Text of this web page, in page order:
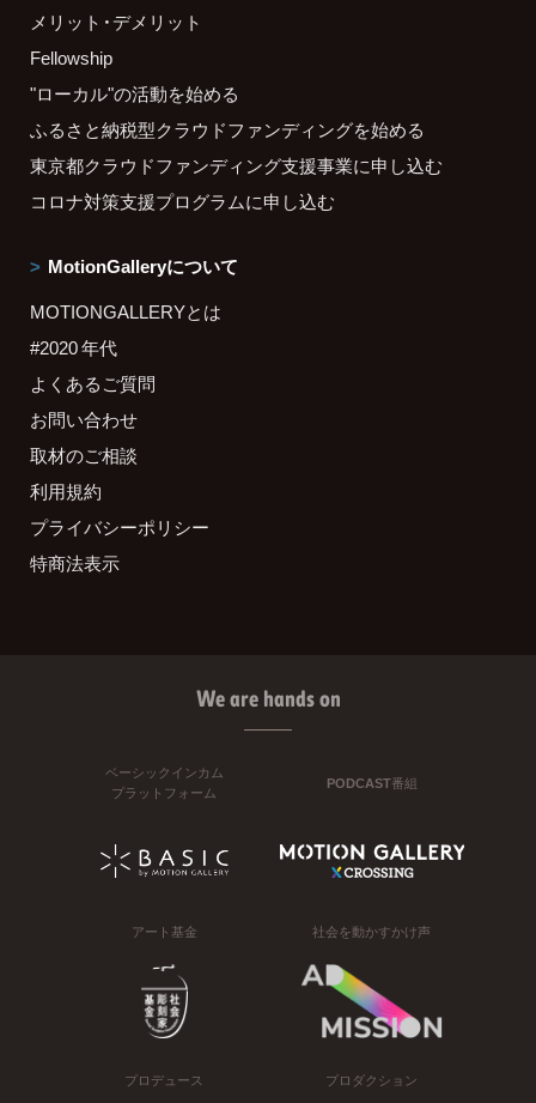
メリット・デメリット
Fellowship
"ローカル"の活動を始める
ふるさと納税型クラウドファンディングを始める
東京都クラウドファンディング支援事業に申し込む
コロナ対策支援プログラムに申し込む
MotionGalleryについて
MOTIONGALLERYとは
#2020 年代
よくあるご質問
お問い合わせ
取材のご相談
利用規約
プライバシーポリシー
特商法表示
We are hands on
ベーシックインカム
プラットフォーム
PODCAST番組
アート基金 社会を動かすかけ声
プロデュース プロダクション